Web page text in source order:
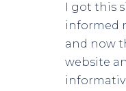
I got this
informed
and now
website